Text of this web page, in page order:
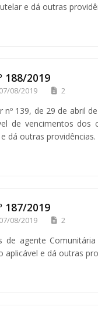
e dá outras
188/2019
07/08/2019 2
139, de 29 de abril
de vencimentos dos
dá outras providências.
187/2019
07/08/2019 2
de agente
aplicável e dá outras